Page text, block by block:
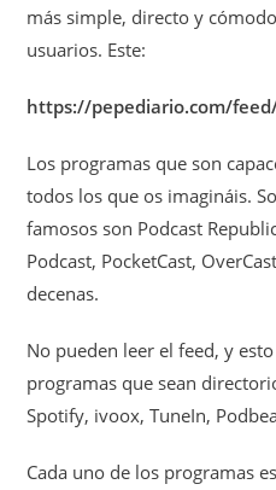
más simple, directo y
usuarios. Este:
https://pepediario.com/
Los programas que son
todos los que os imagináis.
famosos son Podcast
Podcast, PocketCast,
decenas.
No pueden leer el feed, y
programas que sean
Spotify, ivoox, TuneIn,
Cada uno de los programas